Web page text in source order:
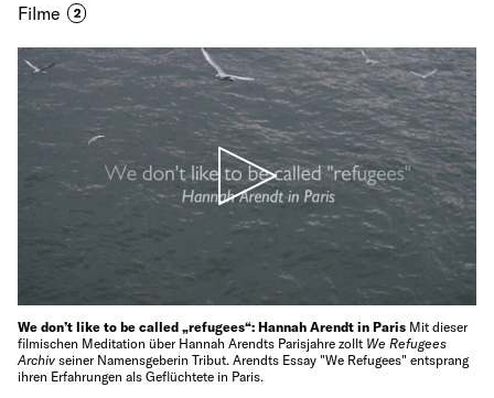
Filme 2
We don’t like to be called „refugees“: Hannah Arendt in Paris Mit dieser
filmischen Meditation über Hannah Arendts Parisjahre zollt We Refugees
Archiv seiner Namensgeberin Tribut. Arendts Essay "We Refugees" entsprang
ihren Erfahrungen als Geflüchtete in Paris.